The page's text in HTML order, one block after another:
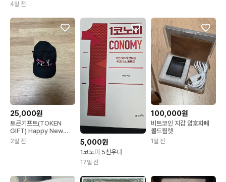
4일 전
25,000원
토큰기프트(TOKEN
GIFT) Happy New
Year
2일 전 5,000원
1코노미 5천우너
17일 전
100,000원
비트코인 지갑 암호화폐
콜드월렛
1일 전